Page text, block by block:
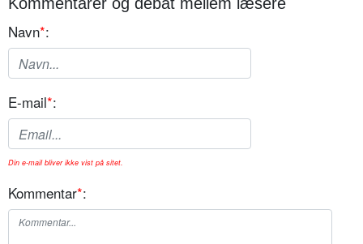
Navn*:
E-mail*:
Din e-mail bliver ikke vist på sitet.
Kommentar*: